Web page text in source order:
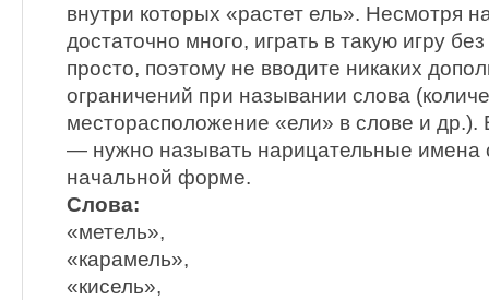
внутри которых «растет ель». Несмотря
достаточно много, играть в такую игру
просто, поэтому не вводите никаких
ограничений при назывании слова
месторасположение «ели» в слове и др.).
— нужно называть нарицательные имена
начальной форме.
Слова:
«метель»,
«карамель»,
«кисель»,